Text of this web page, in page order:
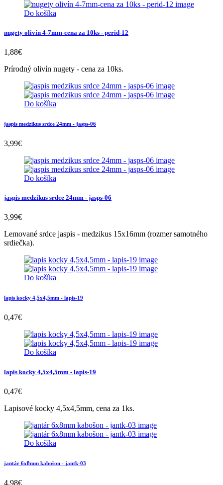
Do košíka
nugety olivín 4-7mm-cena za 10ks - perid-12
1,88€
Prírodný olivín nugety - cena za 10ks.
Do košíka
jaspis medzikus srdce 24mm - jasps-06
3,99€
Do košíka
jaspis medzikus srdce 24mm - jasps-06
3,99€
Lemované srdce jaspis - medzikus 15x16mm (rozmer samotného
srdiečka).
Do košíka
lapis kocky 4,5x4,5mm - lapis-19
0,47€
Do košíka
lapis kocky 4,5x4,5mm - lapis-19
0,47€
Lapisové kocky 4,5x4,5mm, cena za 1ks.
Do košíka
jantár 6x8mm kabošon - jantk-03
4,98€